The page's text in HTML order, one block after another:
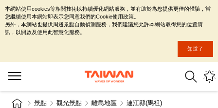
景點 觀光景點 離島地區 連江縣(馬祖)
本網站使用cookies等相關技術以持續優化網站服務，並有助於為您提供更佳的體驗，當
您繼續使用本網站即表示您同意我們的Cookie使用政策。
另外，本網站也提供周邊景點自動偵測服務，我們建議您允許本網站取得您的位置資
訊，以開啟及使用此智慧化服務。
知道了